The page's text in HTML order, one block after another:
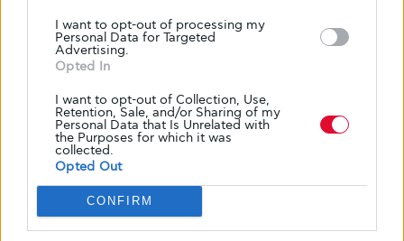
I want to opt-out of processing my
Personal Data for Targeted
Advertising.
Opted In
I want to opt-out of Collection, Use,
Retention, Sale, and/or Sharing of my
Personal Data that Is Unrelated with
the Purposes for which it was
collected.
Opted Out
CONFIRM
Η έρευνα επικεντρώθηκε σε μία συγκεκριμένη
της στο σάκχαρο του αίματος. Αν και στον
άνθρωπο έχουν παρατηρηθεί παρόμοιες
τάσεις, η δοκιμή και άλλων φυλών θα
βοηθούσε να επιβεβαιωθεί αν τα ευρήματα
ισχύουν ευρύτερα.